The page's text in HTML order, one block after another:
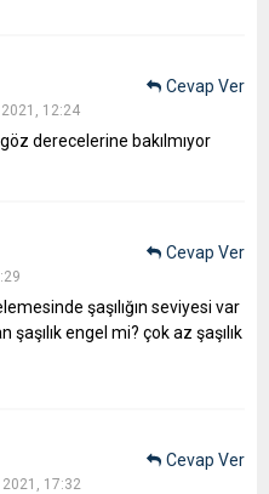
12:24
derecelerine bakılmıyor
Cevap Ver
şaşılığın seviyesi var
şaşılık engel mi? çok az şaşılık
Cevap Ver
2021, 17:32
Cevap Ver